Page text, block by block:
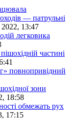
— патрульні
2022, 13:47
легковика
частині
повнопривідний
зони
18:58
обмежать рух
17:15